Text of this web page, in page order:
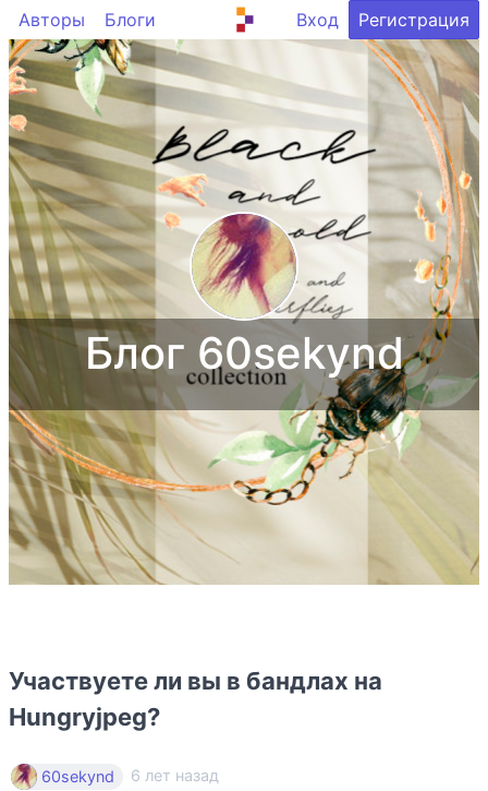
Авторы Блоги Вход Регистрация
Блог 60sekynd
Участвуете ли вы в бандлах на
Hungryjpeg?
60sekynd 6 лет назад